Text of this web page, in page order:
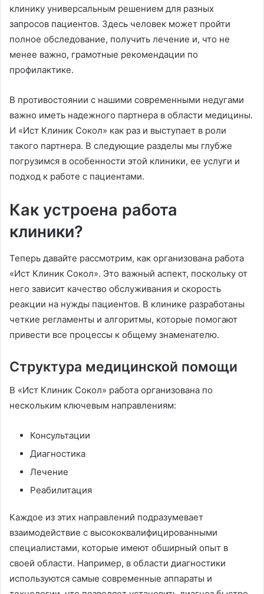
клинику универсальным решением для разных
запросов пациентов. Здесь человек может пройти
полное обследование, получить лечение и, что не
менее важно, грамотные рекомендации по
профилактике.
В противостоянии с нашими современными недугами
важно иметь надежного партнера в области медицины.
И «Ист Клиник Сокол» как раз и выступает в роли
такого партнера. В следующие разделы мы глубже
погрузимся в особенности этой клиники, ее услуги и
подход к работе с пациентами.
Как устроена работа
клиники?
Теперь давайте рассмотрим, как организована работа
«Ист Клиник Сокол». Это важный аспект, поскольку от
него зависит качество обслуживания и скорость
реакции на нужды пациентов. В клинике разработаны
четкие регламенты и алгоритмы, которые помогают
привести все процессы к общему знаменателю.
Структура медицинской помощи
В «Ист Клиник Сокол» работа организована по
нескольким ключевым направлениям:
Консультации
Диагностика
Лечение
Реабилитация
Каждое из этих направлений подразумевает
взаимодействие с высококвалифицированными
специалистами, которые имеют обширный опыт в
своей области. Например, в области диагностики
используются самые современные аппараты и